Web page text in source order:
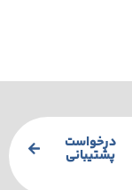
درخواست
پشتیبانی